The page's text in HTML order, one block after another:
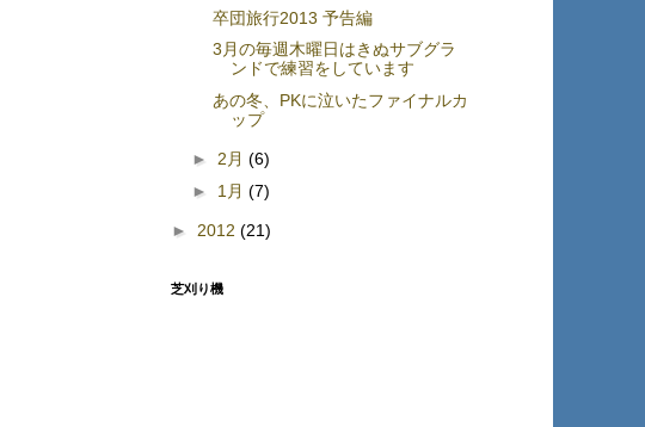
卒団旅行2013 予告編
3月の毎週木曜日はきぬサブグラ
ンドで練習をしています
あの冬、PKに泣いたファイナルカ
ップ
► 2月 (6)
► 1月 (7)
► 2012 (21)
芝刈り機